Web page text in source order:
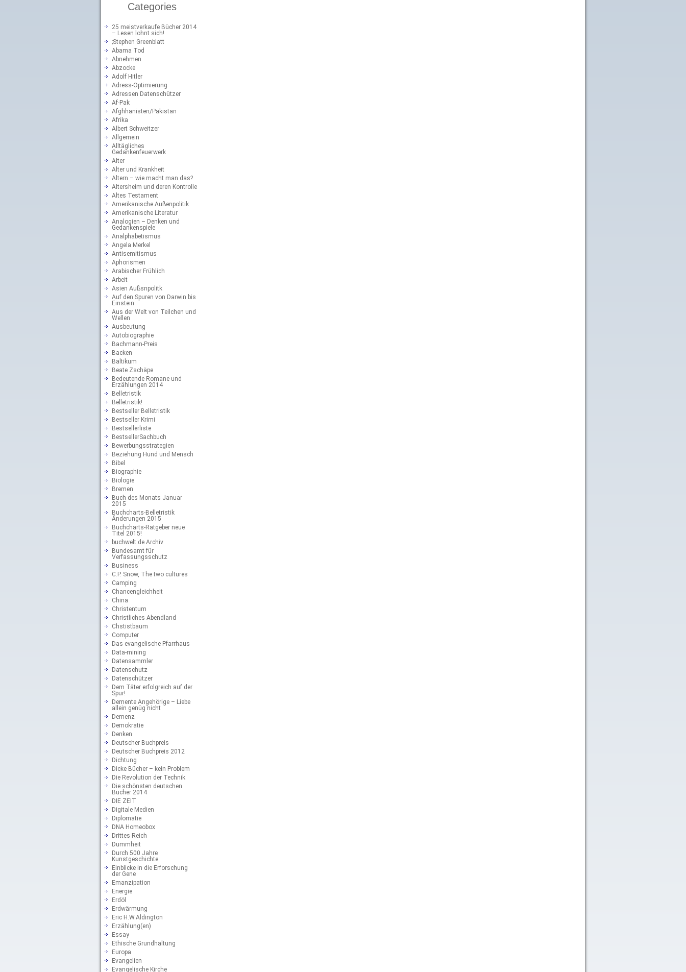
Categories
25 meistverkaufe Bücher 2014
– Lesen lohnt sich!
;Stephen Greenblatt
Abama Tod
Abnehmen
Abzocke
Adolf Hitler
Adress-Optimierung
Adressen Datenschützer
Af-Pak
Afghhanisten/Pakistan
Afrika
Albert Schweitzer
Allgemein
Alltägliches
Gedankenfeuerwerk
Alter
Alter und Krankheit
Altern – wie macht man das?
Altersheim und deren Kontrolle
Altes Testament
Amerikanische Außenpolitik
Amerikanische Literatur
Analogien – Denken und
Gedankenspiele
Analphabetismus
Angela Merkel
Antisemitismus
Aphorismen
Arabischer Frühlich
Arbeit
Asien Außsnpolitk
Auf den Spuren von Darwin bis
Einstein
Aus der Welt von Teilchen und
Wellen
Ausbeutung
Autobiographie
Bachmann-Preis
Backen
Baltikum
Beate Zschäpe
Bedeutende Romane und
Erzählungen 2014
Belletristik
Belletristik!
Bestseller Belletristik
Bestseller Krimi
Bestsellerliste
BestsellerSachbuch
Bewerbungsstrategien
Beziehung Hund und Mensch
Bibel
Biographie
Biologie
Bremen
Buch des Monats Januar
2015
Buchcharts-Belletristik
Änderungen 2015
Buchcharts-Ratgeber neue
Titel 2015!
buchwelt.de Archiv
Bundesamt für
Verfassungsschutz
Business
C.P. Snow, The two cultures
Camping
Chancengleichheit
China
Christentum
Christliches Abendland
Chstistbaum
Computer
Das evangelische Pfarrhaus
Data-mining
Datensammler
Datenschutz
Datenschützer
Dem Täter erfolgreich auf der
Spur!
Demente Angehörige – Liebe
allein genüg nicht
Demenz
Demokratie
Denken
Deutscher Buchpreis
Deutscher Buchpreis 2012
Dichtung
Dicke Bücher – kein Problem
Die Revolution der Technik
Die schönsten deutschen
Bücher 2014
DIE ZEIT
Digitale Medien
Diplomatie
DNA Homeobox
Drittes Reich
Dummheit
Durch 500 Jahre
Kunstgeschichte
Einblicke in die Erforschung
der Gene
Emanzipation
Energie
Erdöl
Erdwärmung
Eric H.W.Aldington
Erzählung(en)
Essay
Ethische Grundhaltung
Europa
Evangelien
Evangelische Kirche